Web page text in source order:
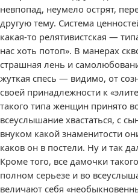
невпопад, неумело острят,
другую тему. Система
какая-то релятивистская —
нас хоть потоп». В манерах
страшная лень и
жуткая спесь — видимо, от
своей принадлежности к
такого типа женщин принято
всеуслышание хвастаться, с
внуком какой знаменитости
каков он в постели. Ну и так
Кроме того, все дамочки
полном серьезе и во
величают себя